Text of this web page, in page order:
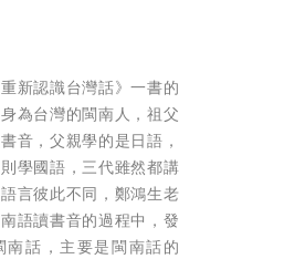
重新認識台灣話》一書的
為台灣的閩南人，祖父
音，父親學的是日語，
學國語，三代雖然都講
言彼此不同，鄭鴻生老
語讀書音的過程中，發
南話，主要是閩南話的